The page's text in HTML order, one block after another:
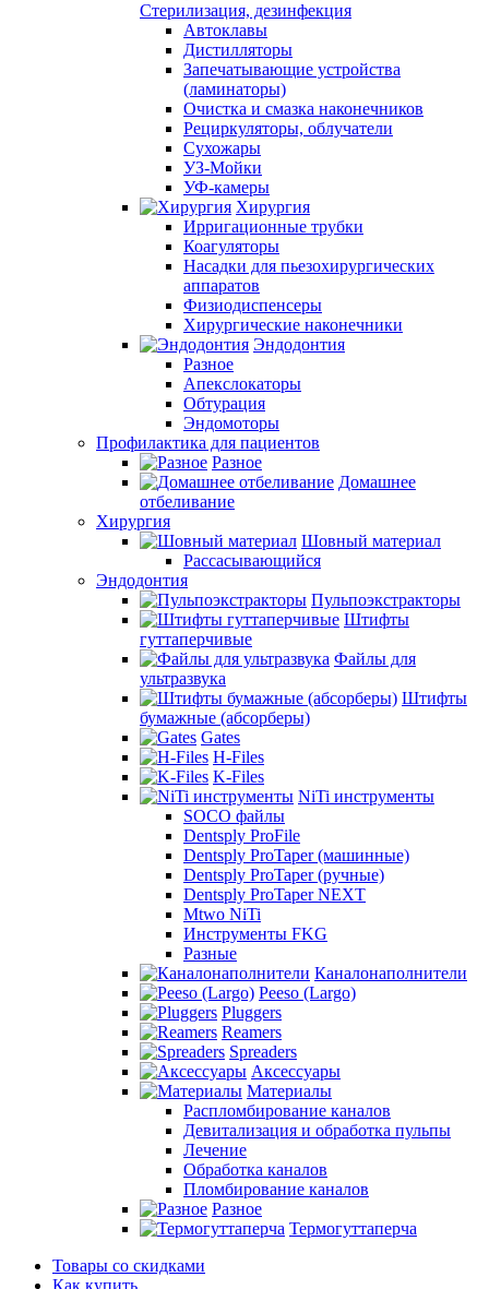
Стерилизация, дезинфекция
Автоклавы
Дистилляторы
Запечатывающие устройства
(ламинаторы)
Очистка и смазка наконечников
Рециркуляторы, облучатели
Сухожары
УЗ-Мойки
УФ-камеры
Хирургия
Ирригационные трубки
Коагуляторы
Насадки для пьезохирургических
аппаратов
Физиодиспенсеры
Хирургические наконечники
Эндодонтия
Разное
Апекслокаторы
Обтурация
Эндомоторы
Профилактика для пациентов
Разное
Домашнее
отбеливание
Хирургия
Шовный материал
Рассасывающийся
Эндодонтия
Пульпоэкстракторы
Штифты
гуттаперчивые
Файлы для
ультразвука
Штифты
бумажные (абсорберы)
Gates
H-Files
K-Files
NiTi инструменты
SOCO файлы
Dentsply ProFile
Dentsply ProTaper (машинные)
Dentsply ProTaper (ручные)
Dentsply ProTaper NEXT
Mtwo NiTi
Инструменты FKG
Разные
Каналонаполнители
Peeso (Largo)
Pluggers
Reamers
Spreaders
Аксессуары
Материалы
Распломбирование каналов
Девитализация и обработка пульпы
Лечение
Обработка каналов
Пломбирование каналов
Разное
Термогуттаперча
Товары со скидками
Как купить